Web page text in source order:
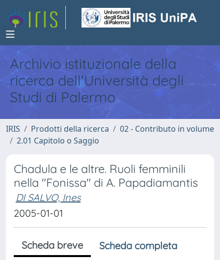
Archivio istituzionale della
ricerca dell'Università degli
Studi di Palermo
IRIS Prodotti della ricerca
02 - Contributo in volume
2.01 Capitolo o Saggio
Chadula e le altre. Ruoli femminili
nella "Fonissa" di A. Papadiamantis
DI SALVO, Ines
2005-01-01
Scheda breve
Scheda completa